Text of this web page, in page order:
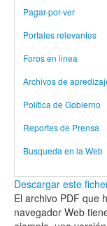
Pagar-por-ver
Portales relevantes
Foros en linea
Archivos de
Política de Gobierno
Reportes de Prensa
Busqueda en la Web
Descargar este
El archivo PDF que
navegador Web